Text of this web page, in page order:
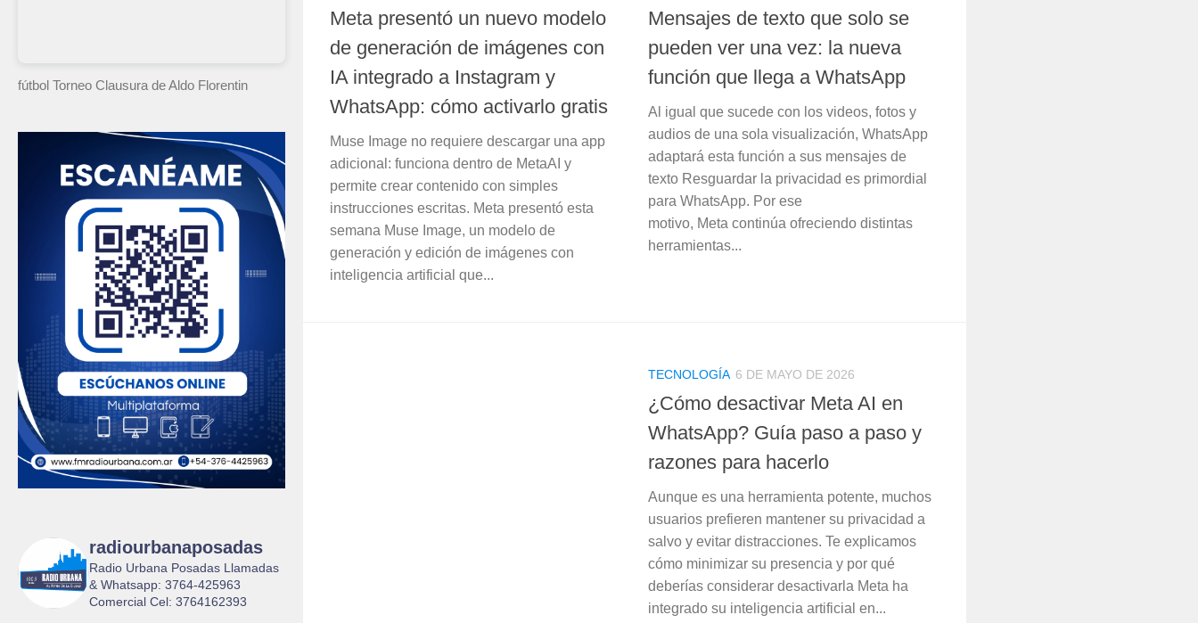
Meta presentó un nuevo modelo
de generación de imágenes con
IA integrado a Instagram y
WhatsApp: cómo activarlo gratis
Muse Image no requiere descargar una app
adicional: funciona dentro de MetaAI y
permite crear contenido con simples
instrucciones escritas. Meta presentó esta
semana Muse Image, un modelo de
generación y edición de imágenes con
inteligencia artificial que...
Mensajes de texto que solo se
pueden ver una vez: la nueva
función que llega a WhatsApp
Al igual que sucede con los videos, fotos y
audios de una sola visualización, WhatsApp
adaptará esta función a sus mensajes de
texto Resguardar la privacidad es primordial
para WhatsApp. Por ese
motivo, Meta continúa ofreciendo distintas
herramientas...
TECNOLOGÍA 6 DE MAYO DE 2026
¿Cómo desactivar Meta AI en
WhatsApp? Guía paso a paso y
razones para hacerlo
Aunque es una herramienta potente, muchos
usuarios prefieren mantener su privacidad a
salvo y evitar distracciones. Te explicamos
cómo minimizar su presencia y por qué
deberías considerar desactivarla Meta ha
integrado su inteligencia artificial en...
fútbol Torneo Clausurade Aldo Florentin
radiourbanaposadas
Radio Urbana Posadas Llamadas
& Whatsapp: 3764-425963
Comercial Cel: 3764162393